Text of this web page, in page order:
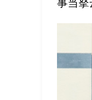
事当